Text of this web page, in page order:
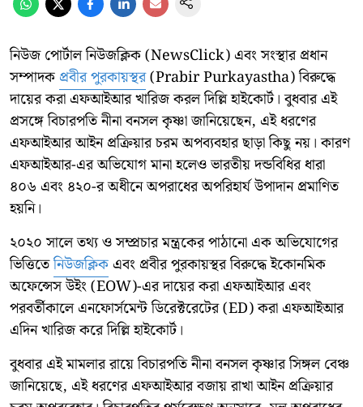
নিউজ পোর্টাল নিউজক্লিক (NewsClick) এবং সংস্থার প্রধান
সম্পাদক প্রবীর পুরকায়স্থর(Prabir Purkayastha) বিরুদ্ধে
দায়ের করা এফআইআর খারিজ করল দিল্লি হাইকোর্ট। বুধবার এই
প্রসঙ্গে বিচারপতি নীনা বনসল কৃষ্ণা জানিয়েছেন, এই ধরণের
এফআইআর আইন প্রক্রিয়ার চরম অপব্যবহার ছাড়া কিছু নয়। কারণ
এফআইআর-এর অভিযোগ মানা হলেও ভারতীয় দন্ডবিধির ধারা
৪০৬ এবং ৪২০-র অধীনে অপরাধের অপরিহার্য উপাদান প্রমাণিত
হয়নি।
২০২০ সালে তথ্য ও সম্প্রচার মন্ত্রকের পাঠানো এক অভিযোগের
ভিত্তিতেনিউজক্লিক এবং প্রবীর পুরকায়স্থর বিরুদ্ধে ইকোনমিক
অফেন্সেস উইং (EOW)-এর দায়ের করা এফআইআর এবং
পরবর্তীকালে এনফোর্সমেন্ট ডিরেক্টরেটের (ED) করা এফআইআর
এদিন খারিজ করে দিল্লি হাইকোর্ট।
বুধবার এই মামলার রায়ে বিচারপতি নীনা বনসল কৃষ্ণার সিঙ্গল বেঞ্চ
জানিয়েছে, এই ধরণের এফআইআর বজায় রাখা আইন প্রক্রিয়ার